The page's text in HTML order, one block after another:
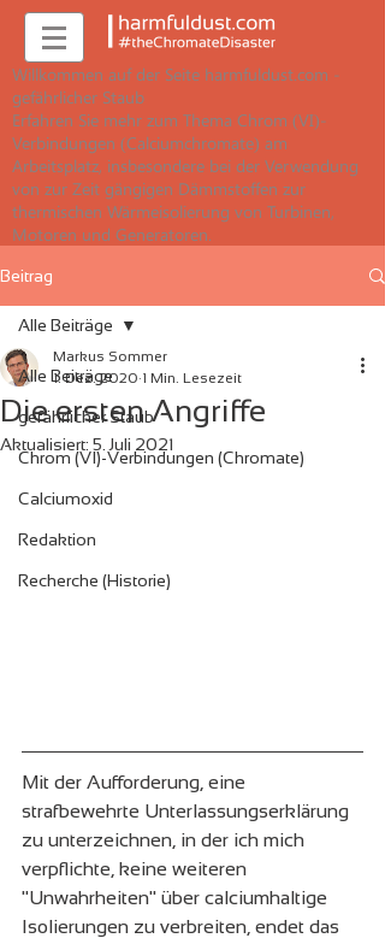
Willkommen auf der Seite harmfuldust.com -
gefährlicher Staub
Erfahren Sie mehr zum Thema Chrom (VI)-
Verbindungen (Calciumchromate) am
Arbeitsplatz, insbesondere bei der Verwendung
von zur Zeit gängigen Dämmstoffen zur
thermischen Wärmeisolierung von Turbinen,
Motoren und Generatoren.
Beitrag
Alle Beiträge
gefährlicher Staub
Chrom (VI)-Verbindungen (Chromate)
Calciumoxid
Redaktion
Recherche (Historie)
Alle Beiträge
Die ersten Angriffe
Markus Sommer
1. Dez. 2020 1 Min. Lesezeit
Aktualisiert: 5. Juli 2021
Mit der Aufforderung, eine
strafbewehrte Unterlassungserklärung
zu unterzeichnen, in der ich mich
verpflichte, keine weiteren
"Unwahrheiten" über calciumhaltige
Isolierungen zu verbreiten, endet das